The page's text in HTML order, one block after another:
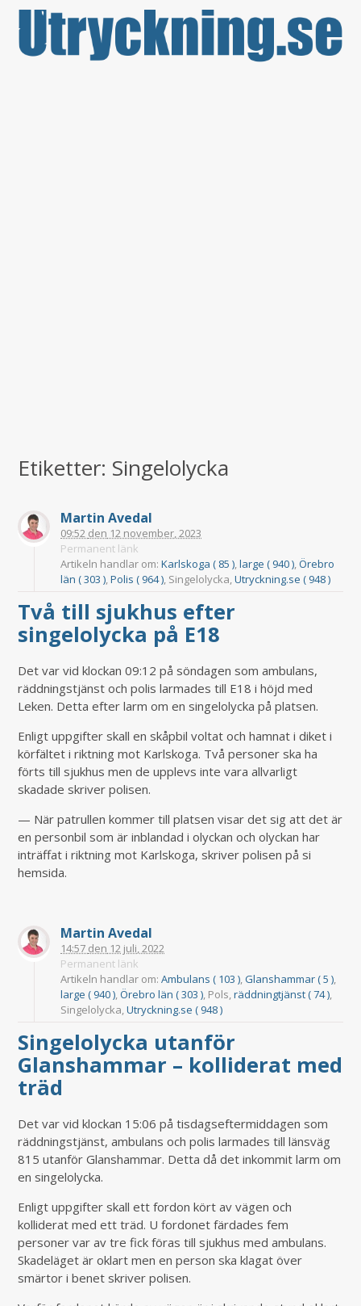
Etiketter: Singelolycka
Martin Avedal
09:52 den 12 november, 2023
Permanent länk
Artikeln handlar om:Karlskoga ( 85 ),large ( 940 ),Örebro
län ( 303 ),Polis ( 964 ), Singelolycka,Utryckning.se ( 948 )
Två till sjukhus efter
singelolycka på E18
Det var vid klockan 09:12 på söndagen som ambulans,
räddningstjänst och polis larmades till E18 i höjd med
Leken. Detta efter larm om en singelolycka på platsen.
Enligt uppgifter skall en skåpbil voltat och hamnat i diket i
körfältet i riktning mot Karlskoga. Två personer ska ha
förts till sjukhus men de upplevs inte vara allvarligt
skadade skriver polisen.
— När patrullen kommer till platsen visar det sig att det är
en personbil som är inblandad i olyckan och olyckan har
inträffat i riktning mot Karlskoga, skriver polisen på si
hemsida.
Martin Avedal
14:57 den 12 juli, 2022
Permanent länk
Artikeln handlar om:Ambulans ( 103 ),Glanshammar ( 5 ),
large ( 940 ),Örebro län ( 303 ), Pols,räddningtjänst ( 74 ),
Singelolycka,Utryckning.se ( 948 )
Singelolycka utanför
Glanshammar – kolliderat med
träd
Det var vid klockan 15:06 på tisdagseftermiddagen som
räddningstjänst, ambulans och polis larmades till länsväg
815 utanför Glanshammar. Detta då det inkommit larm om
en singelolycka.
Enligt uppgifter skall ett fordon kört av vägen och
kolliderat med ett träd. U fordonet färdades fem
personer var av tre fick föras till sjukhus med ambulans.
Skadeläget är oklart men en person ska klagat över
smärtor i benet skriver polisen.